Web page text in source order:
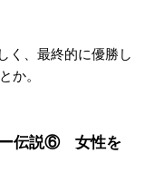
く、最終的に優勝し
か。
ー伝説⑥ 女性を